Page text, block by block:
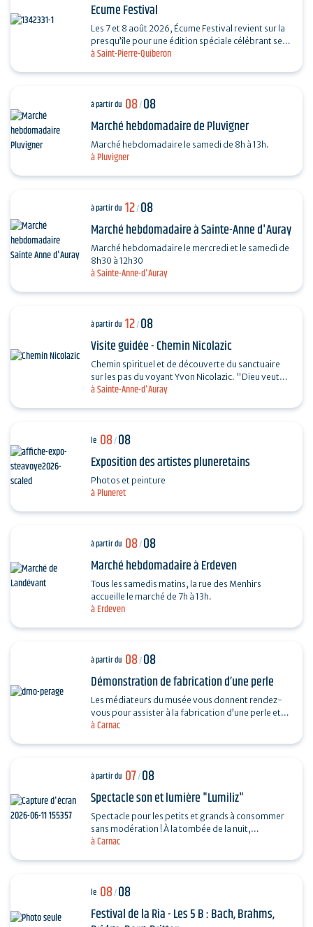
à Saint-Pierre-Quiberon
Ecume Festival
Les 7 et 8 août 2026, Écume Festival revient sur la
presqu’île pour une édition spéciale célébrant ses
5 ans. En seulement quelques années,…
à Pluvigner
à partir du 08/08
Marché hebdomadaire de Pluvigner
Marché hebdomadaire le samedi de 8h à 13h.
à Sainte-Anne-d'Auray
à partir du 12/08
Marché hebdomadaire à Sainte-Anne d'Auray
Marché hebdomadaire le mercredi et le samedi de
8h30 à 12h30
à Sainte-Anne-d'Auray
à partir du 12/08
Visite guidée - Chemin Nicolazic
Chemin spirituel et de découverte du sanctuaire
sur les pas du voyant Yvon Nicolazic. "Dieu veut
que je sois honorée ici", telles furent les paroles
à Pluneret
le 08/08
Exposition des artistes pluneretains
Photos et peinture
à Erdeven
à partir du 08/08
Marché hebdomadaire à Erdeven
Tous les samedis matins, la rue des Menhirs
accueille le marché de 7h à 13h.
à Carnac
à partir du 08/08
Démonstration de fabrication d’une perle
Les médiateurs du musée vous donnent rendez-
vous pour assister à la fabrication d’une perle et
vous dévoiler les techniques ingénieuses…
à Carnac
à partir du 07/08
Spectacle son et lumière "Lumiliz"
Spectacle pour les petits et grands à consommer
sans modération ! À la tombée de la nuit,
découvrez un spectacle de projections
le 08/08
Festival de la Ria - Les 5 B : Bach, Brahms,